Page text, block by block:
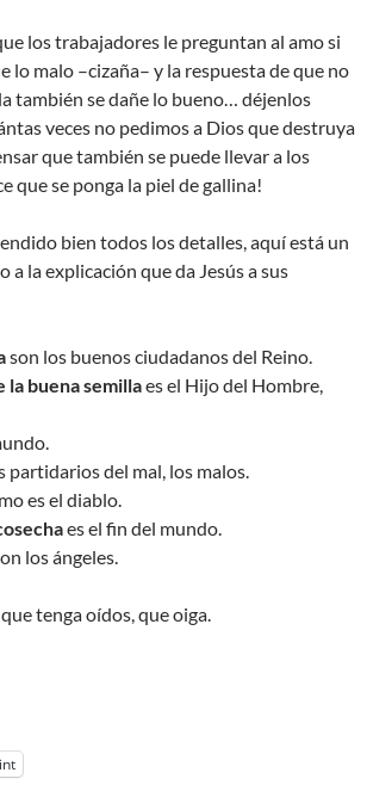
los trabajadores le preguntan al amo si
lo malo –cizaña– y la respuesta de que no
también se dañe lo bueno… déjenlos
veces no pedimos a Dios que destruya
que también se puede llevar a los
que se ponga la piel de gallina!
bien todos los detalles, aquí está un
a la explicación que da Jesús a sus
son los buenos ciudadanos del Reino.
la buena semillaes el Hijo del Hombre,
partidarios del mal, los malos.
es el diablo.
es el fin del mundo.
los ángeles.
tenga oídos, que oiga.